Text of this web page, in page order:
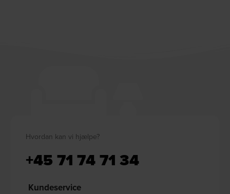
Hvordan kan vi hjælpe?
+45 71 74 71 34
Kundeservice